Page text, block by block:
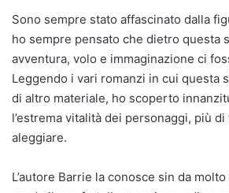
Sono sempre stato affascinato dalla
ho sempre pensato che dietro questa
avventura, volo e immaginazione ci
Leggendo i vari romanzi in cui questa
di altro materiale, ho scoperto
l’estrema vitalità dei personaggi, più
aleggiare.
L’autore Barrie la conosce sin da